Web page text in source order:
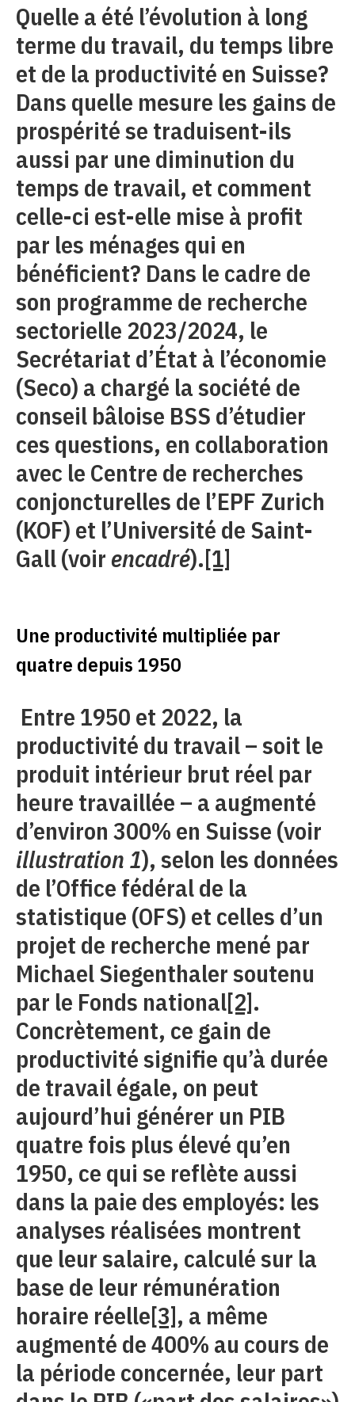
Quelle a été l’évolution à long
terme du travail, du temps libre
et de la productivité en Suisse?
Dans quelle mesure les gains de
prospérité se traduisent-ils
aussi par une diminution du
temps de travail, et comment
celle-ci est-elle mise à profit
par les ménages qui en
bénéficient? Dans le cadre de
son programme de recherche
sectorielle 2023/2024, le
Secrétariat d’État à l’économie
(Seco) a chargé la société de
conseil bâloise BSS d’étudier
ces questions, en collaboration
avec le Centre de recherches
conjoncturelles de l’EPF Zurich
(KOF) et l’Université de Saint-
Gall (voir encadré).[1]
Une productivité multipliée par
quatre depuis 1950
Entre 1950 et 2022, la
productivité du travail – soit le
produit intérieur brut réel par
heure travaillée – a augmenté
d’environ 300% en Suisse (voir
illustration 1), selon les données
de l’Office fédéral de la
statistique (OFS) et celles d’un
projet de recherche mené par
Michael Siegenthaler soutenu
par le Fonds national[2].
Concrètement, ce gain de
productivité signifie qu’à durée
de travail égale, on peut
aujourd’hui générer un PIB
quatre fois plus élevé qu’en
1950, ce qui se reflète aussi
dans la paie des employés: les
analyses réalisées montrent
que leur salaire, calculé sur la
base de leur rémunération
horaire réelle[3], a même
augmenté de 400% au cours de
la période concernée, leur part